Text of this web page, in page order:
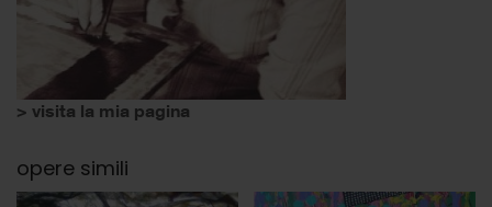
> visita la mia pagina
opere simili